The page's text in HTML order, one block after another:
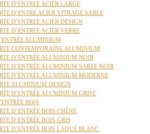
D’ENTREE ACIER LARGE
D’ENTRE ACIER VITRAGE SABLE
D’ENTREE ACIER DESIGN
D’ENTREE ACIER VERRE
ALUMINIUM
CONTEMPORAINE ALUMINIUM
D’ENTRÉE ALUMINIUM NOIR
D’ENTRÉE ALUMINIUM SABLE NOIR
D’ENTRÉE ALUMINIUM MODERNE
ALUMINIUM DESIGN
D’ENTRÉE ALUMINIUM GRISE
BOIS
D’ENTRÉE BOIS CHÊNE
D’ENTRÉE BOIS GRIS
D’ENTRÉE BOIS LAQUÉ BLANC